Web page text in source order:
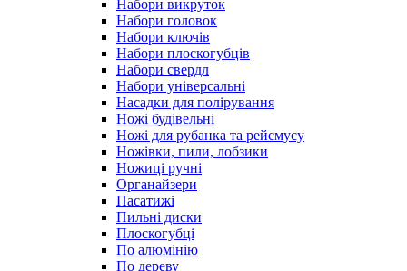
Набори викруток
Набори головок
Набори ключів
Набори плоскогубців
Набори свердл
Набори універсальні
Насадки для полірування
Ножі будівельні
Ножі для рубанка та рейсмусу
Ножівки, пили, лобзики
Ножиці ручні
Органайзери
Пасатижі
Пильні диски
Плоскогубці
По алюмінію
По дереву